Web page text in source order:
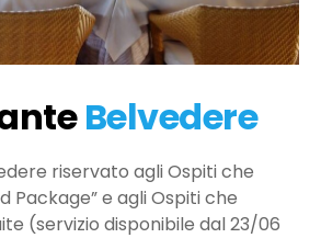
Belvedere
riservato agli Ospiti che
Package” e agli Ospiti che
(servizio disponibile dal 23/06